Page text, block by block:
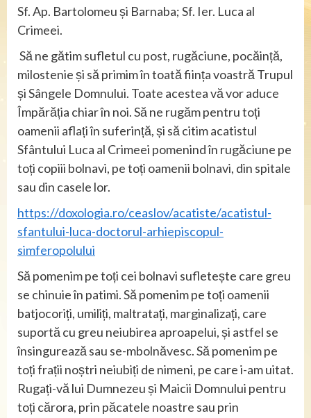
Sf. Ap. Bartolomeu și Barnaba; Sf. Ier. Luca al
Crimeei.
Să ne gătim sufletul cu post, rugăciune, pocăință,
milostenie și să primim în toată ființa voastră Trupul
și Sângele Domnului. Toate acestea vă vor aduce
Împărăția chiar în noi. Să ne rugăm pentru toți
oamenii aflați în suferință, și să citim acatistul
Sfântului Luca al Crimeei pomenind în rugăciune pe
toți copiii bolnavi, pe toți oamenii bolnavi, din spitale
sau din casele lor.
https://doxologia.ro/ceaslov/acatiste/acatistul-
sfantului-luca-doctorul-arhiepiscopul-
simferopolului
Să pomenim pe toți cei bolnavi sufletește care greu
se chinuie în patimi. Să pomenim pe toți oamenii
batjocoriți, umiliți, maltratați, marginalizați, care
suportă cu greu neiubirea aproapelui, și astfel se
însingurează sau se-mbolnăvesc. Să pomenim pe
toți frații noștri neiubiți de nimeni, pe care i-am uitat.
Rugați-vă lui Dumnezeu și Maicii Domnului pentru
toți cărora, prin păcatele noastre sau prin